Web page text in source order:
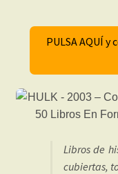
PULSA AQUÍ
Libros de
cubiertas,